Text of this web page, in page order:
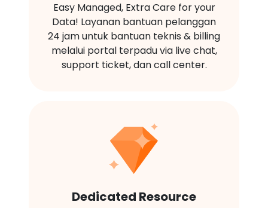
Easy Managed, Extra Care for your
Data! Layanan bantuan pelanggan
24 jam untuk bantuan teknis & billing
melalui portal terpadu via live chat,
support ticket, dan call center.
Dedicated Resource